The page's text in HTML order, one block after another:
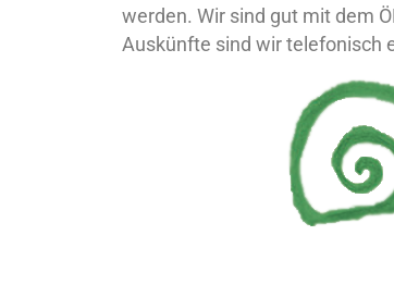
werden. Wir sind gut mit dem
Auskünfte sind wir telefonisch